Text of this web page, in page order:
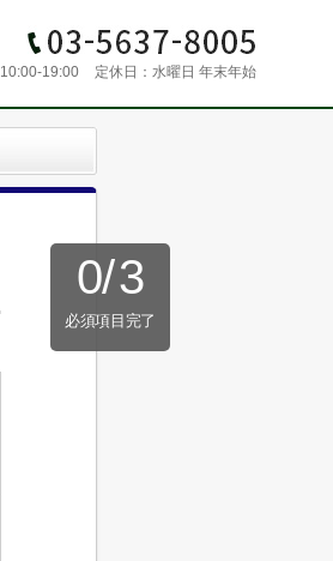
10:00-19:00 定休日： 水曜日 年末年始
0/3
必須項目完了